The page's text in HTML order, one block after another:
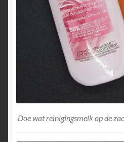
Doe wat reinigingsmelk op de